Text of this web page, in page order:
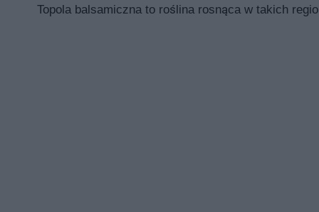
Topola balsamiczna to roślina rosnąca w takich